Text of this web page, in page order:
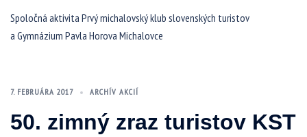
Spoločná aktivita Prvý michalovský klub slovenských turistov
a Gymnázium Pavla Horova Michalovce
7. FEBRUÁRA 2017 ARCHÍV AKCIÍ
50. zimný zraz turistov KST